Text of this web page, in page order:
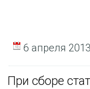
6 апреля
При сборе